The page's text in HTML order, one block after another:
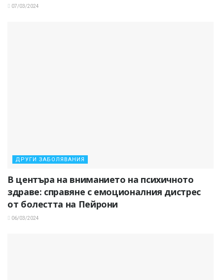
07/03/2024
ДРУГИ ЗАБОЛЯВАНИЯ
В центъра на вниманието на психичното
здраве: справяне с емоционалния дистрес
от болестта на Пейрони
06/03/2024